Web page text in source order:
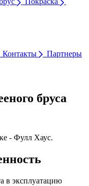
Контакты Партнеры
бруса
в эксплуатацию